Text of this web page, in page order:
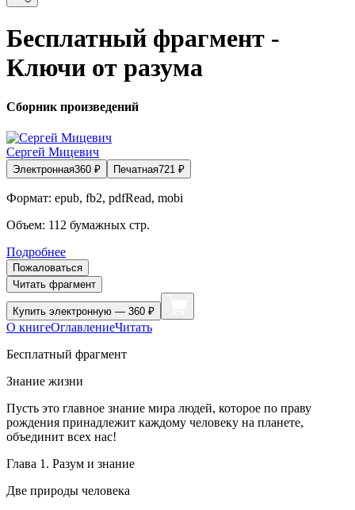
Бесплатный фрагмент -
Ключи от разума
Сборник произведений
Сергей Мицевич
Электронная360 ₽ Печатная721 ₽
Формат: epub, fb2, pdfRead, mobi
Объем: 112 бумажных стр.
Подробнее
Пожаловаться
Читать фрагмент
Купить электронную — 360 ₽
О книгеОглавлениеЧитать
Бесплатный фрагмент
Знание жизни
Пусть это главное знание мира людей, которое по праву
рождения принадлежит каждому человеку на планете,
объединит всех нас!
Глава 1. Разум и знание
Две природы человека